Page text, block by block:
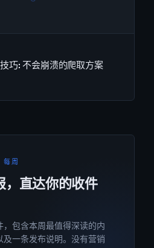
巧: 不会崩溃的爬取方案
周
，直达你的收件
，包含本周最值得深读的内
及一条发布说明。没有营销